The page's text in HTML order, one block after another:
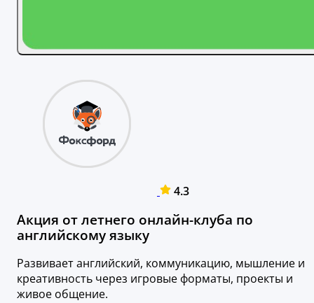
4.3
Акция от летнего онлайн-клуба по
английскому языку
Развивает английский, коммуникацию, мышление и
креативность через игровые форматы, проекты и
живое общение.